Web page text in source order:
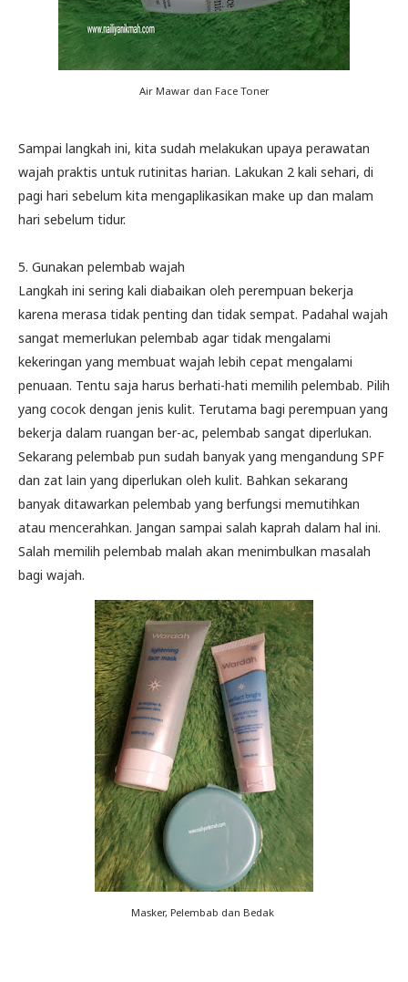
Air Mawar dan Face Toner
Sampai langkah ini, kita sudah melakukan upaya perawatan
wajah praktis untuk rutinitas harian. Lakukan 2 kali sehari, di
pagi hari sebelum kita mengaplikasikan make up dan malam
hari sebelum tidur.
5. Gunakan pelembab wajah
Langkah ini sering kali diabaikan oleh perempuan bekerja
karena merasa tidak penting dan tidak sempat. Padahal wajah
sangat memerlukan pelembab agar tidak mengalami
kekeringan yang membuat wajah lebih cepat mengalami
penuaan. Tentu saja harus berhati-hati memilih pelembab. Pilih
yang cocok dengan jenis kulit. Terutama bagi perempuan yang
bekerja dalam ruangan ber-ac, pelembab sangat diperlukan.
Sekarang pelembab pun sudah banyak yang mengandung SPF
dan zat lain yang diperlukan oleh kulit. Bahkan sekarang
banyak ditawarkan pelembab yang berfungsi memutihkan
atau mencerahkan. Jangan sampai salah kaprah dalam hal ini.
Salah memilih pelembab malah akan menimbulkan masalah
bagi wajah.
Masker, Pelembab dan Bedak